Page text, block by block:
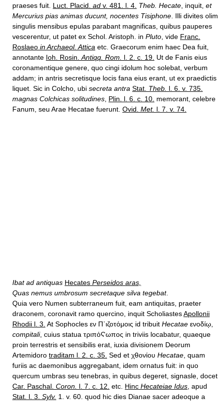
praeses fuit. Luct. Placid. ad v. 481. l. 4. Theb. Hecate , inquit, et
Mercurius pias animas ducunt, nocentes Tisiphone . Illi divites olim
singulis mensibus epulas parabant magnificas, quibus pauperes
vescerentur, ut patet ex Schol. Aristoph. in Pluto , vide Franc.
Roslaeo in Archaeol. Attica etc. Graecorum enim haec Dea fuit,
annotante Ioh. Rosin. Antiqq. Rom. l. 2. c. 19. Ut de Fanis eius
coronamentique genere, quo cingi idolum hoc solebat, verbum
addam; in antris secretisque locis fana eius erant, ut ex praedictis
liquet. Sic in Colcho, ubi secreta antra Stat. Theb. l. 6. v. 735.
magnas Colchicas solitudines Plin. l. 6. c. 10. memorant, celebre
Fanum, seu Arae Hecatae fuerunt. Ovid. Met. l. 7. v. 74.
Ibat ad antiquas Hecates Perseidos aras,
Quas nemus umbrosum secretaque silva tegebat.
Quia vero Numen subterraneum fuit, eam antiquitas, praeter
draconem, coronavit ramo quercino, inquit ScholiastesApollonii
Rhodii l. 3. At Sophocles εν Π῾ιζοτόμοις id tribuit Hecatae ενοδίῳ,
compitali, cuius statua τριπόϚωπος in triviis locabatur, quaeque
proin terrestris et sensibilis erat, iuxia divisionem Deorum
Artemidoro traditam l. 2. c. 35. Sed et χθονίου Hecatae , quam
furiis ac daemonibus aggregabant, idem ornatus fuit: in quo
quercum umbras seu tenebras, in quibus degeret, signasle, docet
Car. Paschal. Coron. l. 7. c. 12. etc. Hinc Hecateiae Idus apud
Stat. l. 3. Sylv. 1. v. 60. quod hic dies Dianae sacer adeoque a